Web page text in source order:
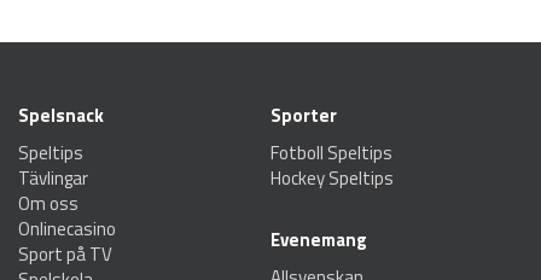
Spelsnack
Speltips
Tävlingar
Om oss
Onlinecasino
Sport på TV
Sporter
Fotboll Speltips
Hockey Speltips
Evenemang